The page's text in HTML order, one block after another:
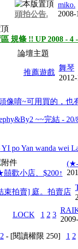
頭拍公告.
miko.
2008-
規條 !! UP 2008 - 4
論壇主題
推薦遊戲
舞琴
像唷~可用買的，也
~~完結 - 20/
YI po Yan wanda wei
歡小店、$200↑
(★-
束拍賣] 庭。拍賣店
LOCK 1 2 3
- [閱讀權限 250] 1 2